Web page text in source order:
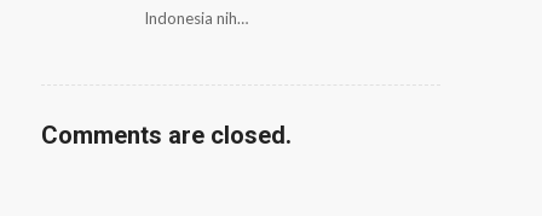
Indonesia nih…
Comments are closed.